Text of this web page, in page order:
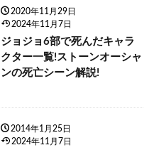
2020年11月29日
2024年11月7日
ジョジョ6部で死んだキャラ
クター一覧!ストーンオーシャ
ンの死亡シーン解説!
2014年1月25日
2024年11月7日